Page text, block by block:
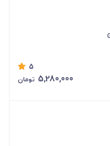
5
5,280,000 تومان